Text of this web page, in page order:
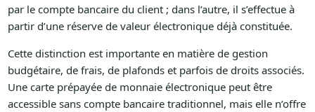
par le compte bancaire du client ; dans l’autre, il s’effectue à
partir d’une réserve de valeur électronique déjà constituée.
Cette distinction est importante en matière de gestion
budgétaire, de frais, de plafonds et parfois de droits associés.
Une carte prépayée de monnaie électronique peut être
accessible sans compte bancaire traditionnel, mais elle n’offre